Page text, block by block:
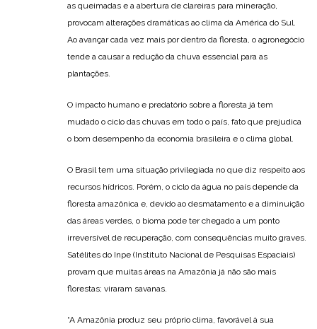
as queimadas e a abertura de clareiras para mineração,
provocam alterações dramáticas ao clima da América do Sul.
Ao avançar cada vez mais por dentro da floresta, o agronegócio
tende a causar a redução da chuva essencial para as
plantações.
O impacto humano e predatório sobre a floresta já tem
mudado o ciclo das chuvas em todo o país, fato que prejudica
o bom desempenho da economia brasileira e o clima global.
O Brasil tem uma situação privilegiada no que diz respeito aos
recursos hídricos. Porém, o ciclo da água no país depende da
floresta amazônica e, devido ao desmatamento e a diminuição
das áreas verdes, o bioma pode ter chegado a um ponto
irreversível de recuperação, com consequências muito graves.
Satélites do Inpe (Instituto Nacional de Pesquisas Espaciais)
provam que muitas áreas na Amazônia já não são mais
florestas; viraram savanas.
“A Amazônia produz seu próprio clima, favorável à sua